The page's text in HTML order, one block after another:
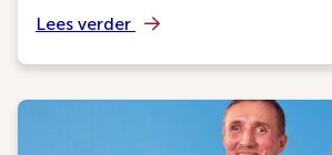
Lees verder